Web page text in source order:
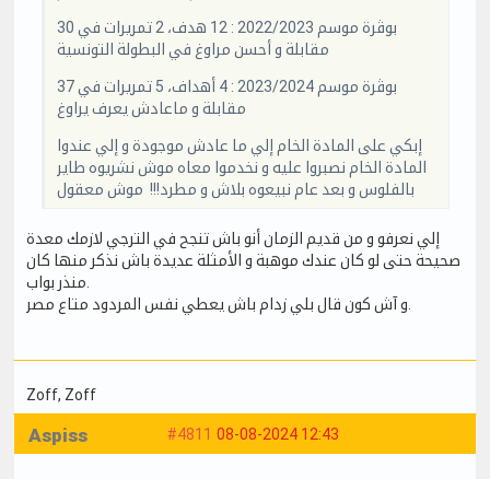
بوڨرة موسم 2022/2023 : 12 هدف، 2 تمريرات في 30
مقابلة و أحسن مراوغ في البطولة التونسية
بوڨرة موسم 2023/2024 : 4 أهداف، 5 تمريرات في 37
مقابلة و ماعادش يعرف يراوغ
إبكي على المادة الخام إلي ما عادش موجودة و إلي عندوا
المادة الخام نصبروا عليه و نخدموا معاه موش نشريوه طاير
بالفلوس و بعد عام نبيعوه بلاش و مطرد!!! موش معقول
إلي نعرفو و من قديم الزمان أنو باش تنجح في الترجي لازمك معدة
صحيحة حتى لو كان عندك موهبة و الأمثلة عديدة باش نذكر منها كان
منذر بواب.
و آش كون قال بلي زدام باش يعطي نفس المردود متاع مصر.
Zoff, Zoff
#4811 08-08-2024 12:43
Aspiss